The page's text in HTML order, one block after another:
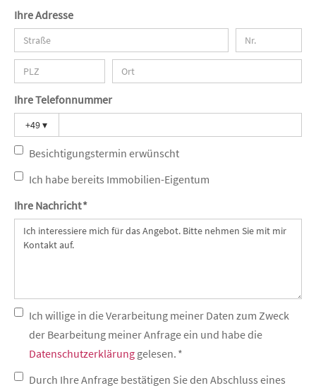
Ihre Adresse
Ihre Telefonnummer
+49▾
Besichtigungstermin erwünscht
Ich habe bereits Immobilien-Eigentum
Ihre Nachricht *
Ich willige in die Verarbeitung meiner Daten zum Zweck
der Bearbeitung meiner Anfrage ein und habe die
Datenschutzerklärung gelesen. *
Durch Ihre Anfrage bestätigen Sie den Abschluss eines